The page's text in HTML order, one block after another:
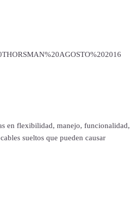
en flexibilidad, manejo, funcionalidad,
sueltos que pueden causar